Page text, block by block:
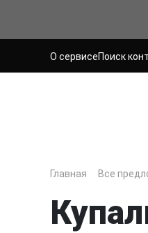
О сервисеПоиск
Главная Все